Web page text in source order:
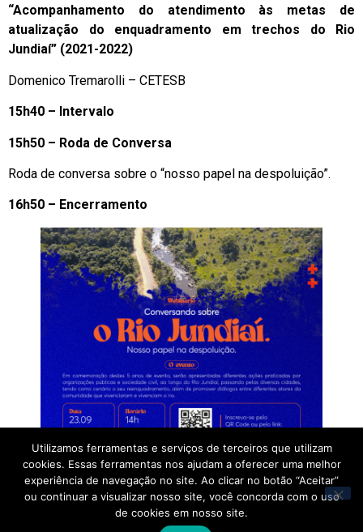
“Acompanhamento do atendimento às metas de
atualização do enquadramento em trechos do Rio
Jundiaí” (2021-2022)
Domenico Tremarolli – CETESB
15h40 – Intervalo
15h50 – Roda de Conversa
Roda de conversa sobre o “nosso papel na despoluição”.
16h50 – Encerramento
Utilizamos ferramentas e serviços de terceiros que utilizam
cookies. Essas ferramentas nos ajudam a oferecer uma melhor
experiência de navegação no site. Ao clicar no botão “Aceitar”
ou continuar a visualizar nosso site, você concorda com o uso
de cookies em nosso site.